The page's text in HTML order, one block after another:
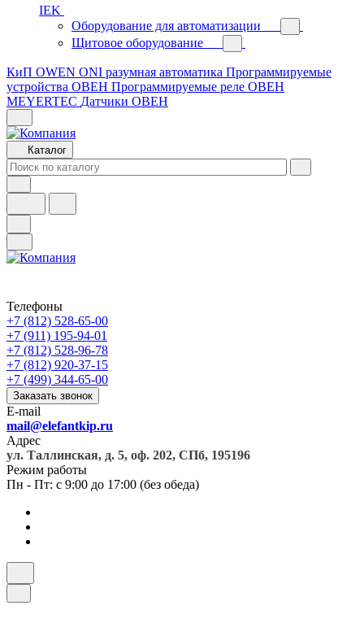
IEK
Оборудование для автоматизации
Щитовое оборудование
КиП OWEN ONI разумная автоматика Программируемые
устройства ОВЕН Программируемые реле ОВЕН
MEYERTEC Датчики ОВЕН
Каталог
Телефоны
+7 (812) 528-65-00
+7 (911) 195-94-01
+7 (812) 528-96-78
+7 (812) 920-37-15
+7 (499) 344-65-00
Заказать звонок
E-mail
mail@elefantkip.ru
Адрес
ул. Таллинская, д. 5, оф. 202, СПб, 195196
Режим работы
Пн - Пт: с 9:00 до 17:00 (без обеда)